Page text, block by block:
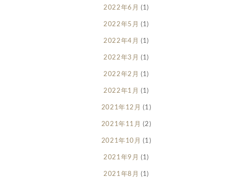
2022年6月 (1)
2022年5月 (1)
2022年4月 (1)
2022年3月 (1)
2022年2月 (1)
2022年1月 (1)
2021年12月 (1)
2021年11月 (2)
2021年10月 (1)
2021年9月 (1)
2021年8月 (1)